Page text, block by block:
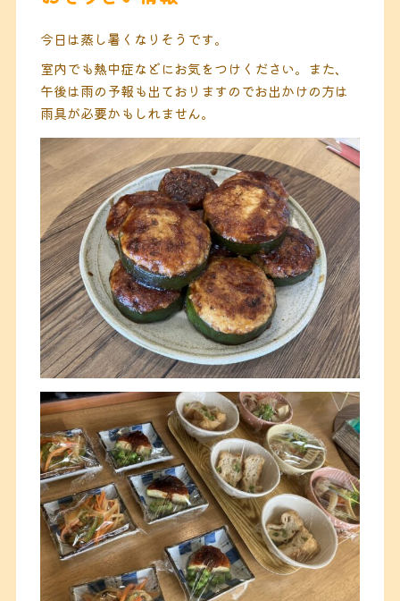
今日は蒸し暑くなりそうです。
室内でも熱中症などにお気をつけください。また、
午後は雨の予報も出ておりますのでお出かけの方は
雨具が必要かもしれません。